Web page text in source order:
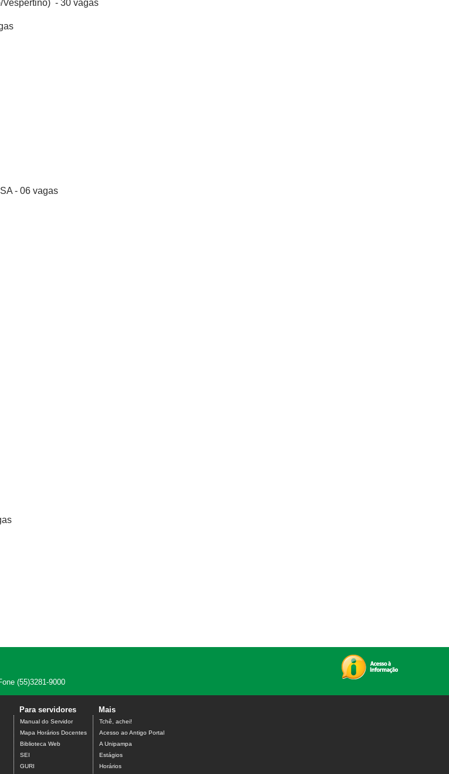
Vespertino) - 30 vagas
- 06 vagas
(55)3281-9000
Para servidores
Manual do Servidor
Mapa Horários Docentes
Biblioteca Web
SEI
GURI
Mais
Tchê, achei!
Acesso ao Antigo Portal
A Unipampa
Estágios
Horários